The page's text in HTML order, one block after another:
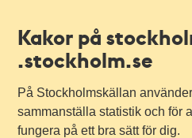
Kakor på
.stockholm.se
På Stockholmskällan
sammanställa statistik och för
fungera på ett bra sätt för dig.